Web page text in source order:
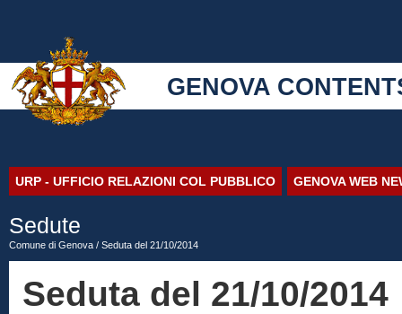
GENOVA
URP - UFFICIO RELAZIONI COL PUBBLICO GENOVA WEB
Sedute
Comune di Genova / Seduta del 21/10/2014
Seduta del 21/10/2014